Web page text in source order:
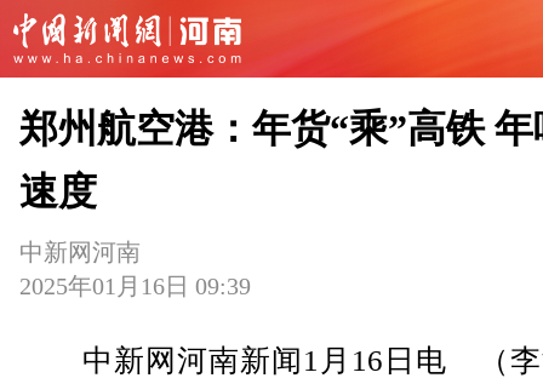
郑州航空港：年货“乘”高铁
速度
中新网河南
2025年01月16日 09:39
中新网河南新闻1月16日电 （李